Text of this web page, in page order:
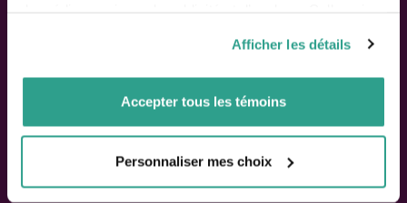
vous leur auriez fournies ou qu’ils auraient collectées lors
de votre utilisation de leurs services.
Afficher les détails
Accepter tous les témoins
Personnaliser mes choix